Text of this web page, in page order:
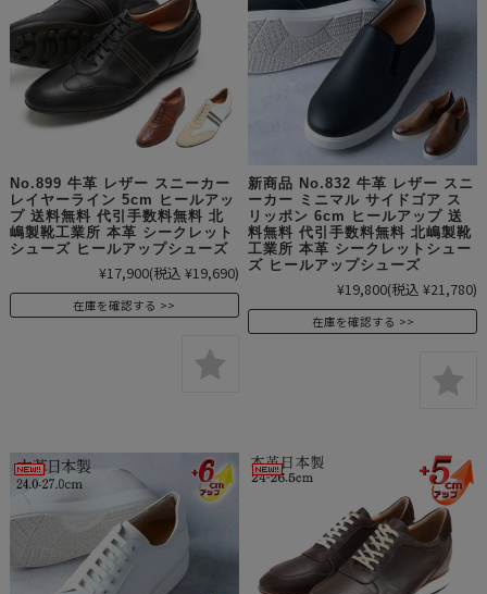
No.899 牛革 レザー スニーカー
レイヤーライン 5cm ヒールアッ
プ 送料無料 代引手数料無料 北
嶋製靴工業所 本革 シークレット
シューズ ヒールアップシューズ
¥17,900(税込 ¥19,690)
在庫を確認する
新商品 No.832 牛革 レザー スニ
ーカー ミニマル サイドゴア ス
リッポン 6cm ヒールアップ 送
料無料 代引手数料無料 北嶋製靴
工業所 本革 シークレットシュー
ズ ヒールアップシューズ
¥19,800(税込 ¥21,780)
在庫を確認する